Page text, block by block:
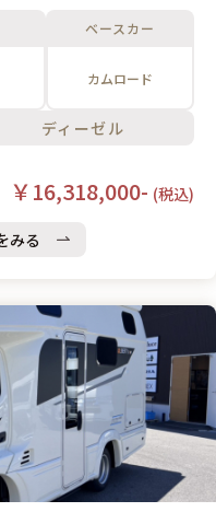
キャブコン!ベースカー
カムロード
ディーゼル
￥16,318,000- (税込)
みる